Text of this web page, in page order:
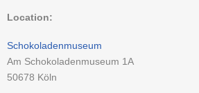
Location:
Schokoladenmuseum
Am Schokoladenmuseum 1A
50678 Köln